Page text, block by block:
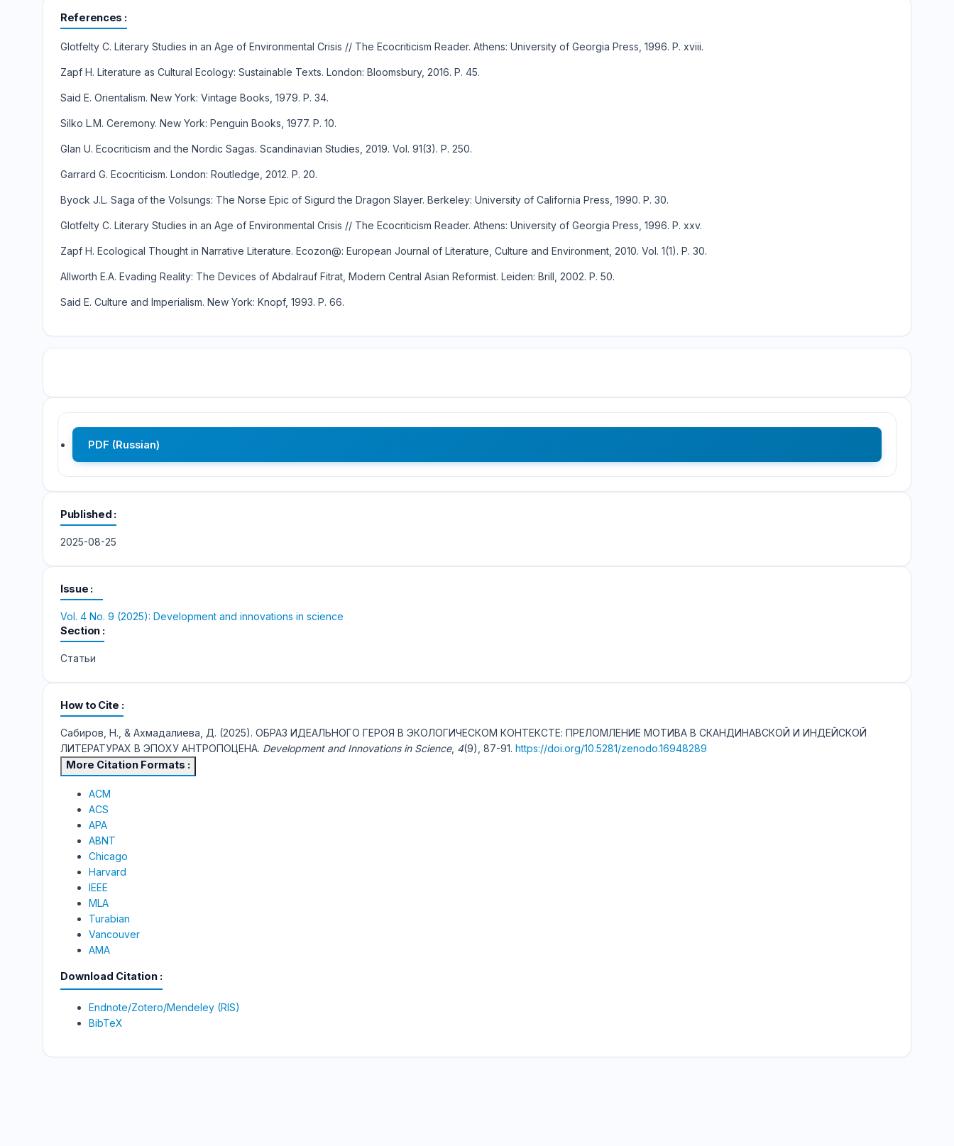
References
Glotfelty C. Literary Studies in an Age of Environmental Crisis // The Ecocriticism Reader. Athens: University of Georgia Press, 1996. P. xviii.
Zapf H. Literature as Cultural Ecology: Sustainable Texts. London: Bloomsbury, 2016. P. 45.
Said E. Orientalism. New York: Vintage Books, 1979. P. 34.
Silko L.M. Ceremony. New York: Penguin Books, 1977. P. 10.
Glan U. Ecocriticism and the Nordic Sagas. Scandinavian Studies, 2019. Vol. 91(3). P. 250.
Garrard G. Ecocriticism. London: Routledge, 2012. P. 20.
Byock J.L. Saga of the Volsungs: The Norse Epic of Sigurd the Dragon Slayer. Berkeley: University of California Press, 1990. P. 30.
Glotfelty C. Literary Studies in an Age of Environmental Crisis // The Ecocriticism Reader. Athens: University of Georgia Press, 1996. P. xxv.
Zapf H. Ecological Thought in Narrative Literature. Ecozon@: European Journal of Literature, Culture and Environment, 2010. Vol. 1(1). P. 30.
Allworth E.A. Evading Reality: The Devices of Abdalrauf Fitrat, Modern Central Asian Reformist. Leiden: Brill, 2002. P. 50.
Said E. Culture and Imperialism. New York: Knopf, 1993. P. 66.
PDF (Russian)
Published
2025-08-25
Issue
Vol. 4 No. 9 (2025): Development and innovations in science
Section
Статьи
How to Cite
Сабиров, Н., & Ахмадалиева, Д. (2025). ОБРАЗ ИДЕАЛЬНОГО ГЕРОЯ В ЭКОЛОГИЧЕСКОМ КОНТЕКСТЕ: ПРЕЛОМЛЕНИЕ МОТИВА В СКАНДИНАВСКОЙ И ИНДЕЙСКОЙ
ЛИТЕРАТУРАХ В ЭПОХУ АНТРОПОЦЕНА. Development and Innovations in Science, 4(9), 87-91. https://doi.org/10.5281/zenodo.16948289
More Citation Formats
ACM
ACS
APA
ABNT
Chicago
Harvard
IEEE
MLA
Turabian
Vancouver
AMA
Download Citation
Endnote/Zotero/Mendeley (RIS)
BibTeX